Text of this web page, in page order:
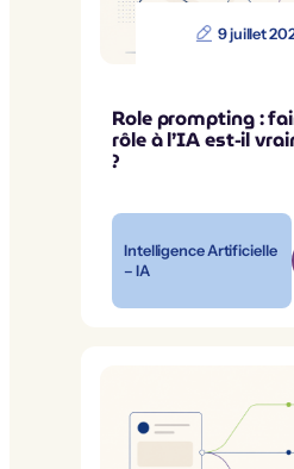
9 juillet
Role prompting :
rôle à l’IA est-il
?
Intelligence Artificielle
– IA